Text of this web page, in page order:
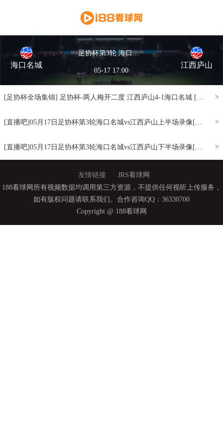
海口名城
足协杯第3轮 海口名城vs江西庐山 全场录像
05-17 17:00
江西庐山
>
>
>
友情链接
JRS看球网
188看球网所有视频数据均调用第三方资源，不提供任何视听上传服务，
如有版权问题请联系我们。合作咨询QQ：36330700
Copyright @ 188看球网